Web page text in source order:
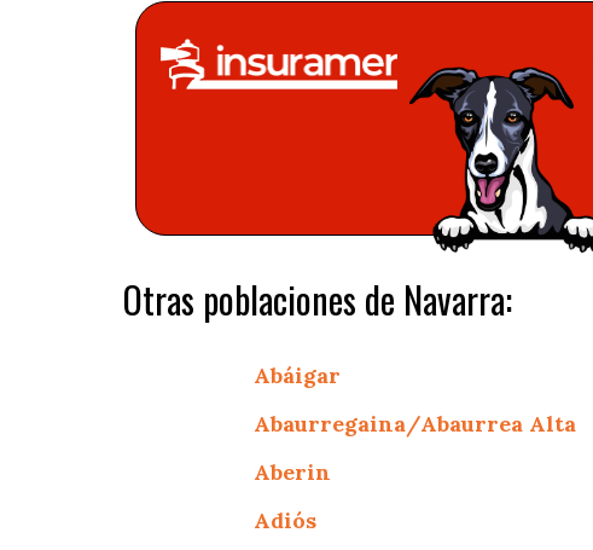
Otras poblaciones de Navarra:
Abáigar
Abaurregaina/Abaurrea Alta
Aberin
Adiós